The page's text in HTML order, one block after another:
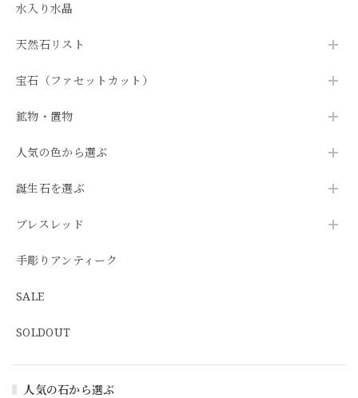
水入り水晶
天然石リスト
宝石（ファセットカット）
鉱物・置物
人気の色から選ぶ
誕生石を選ぶ
ブレスレッド
手彫りアンティーク
SALE
SOLDOUT
人気の石から選ぶ